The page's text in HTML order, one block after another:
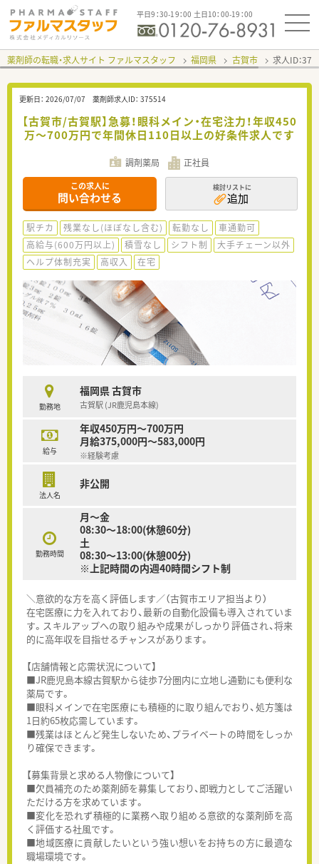
平日9：30-19：00 土日10：00-19：00
薬剤師の転職・求人サイト ファルマスタッフ 福岡県 古賀市 求人ID：
更新日： 2026/07/07 薬剤師求人ID： 375514
【古賀市/古賀駅】急募！眼科メイン・在宅注力！年収450
万〜700万円で年間休日110日以上の好条件求人です
調剤薬局 正社員
この求人に
問い合わせる
検討リストに
追加
駅チカ 残業なし(ほぼなし含む) 転勤なし
車通勤可
高給与(600万円以上)
積雪なし シフト制
大手チェーン以外
ヘルプ体制充実
高収入 在宅
勤務地
福岡県 古賀市
古賀駅 (JR鹿児島本線)
給与
年収450万円～700万円
月給375,000円～583,000円
※経験考慮
法人名
非公開
勤務時間
月～金
08:30～18:00(休憩60分)
土
08:30～13:00(休憩00分)
※上記時間の内週40時間シフト制
＼意欲的な方を高く評価します／（古賀市エリア担当より）
在宅医療に力を入れており、最新の自動化設備も導入されていま
す。スキルアップへの取り組みや成果がしっかり評価され、将来
的に高年収を目指せるチャンスがあります。
【店舗情報と応需状況について】
■JR鹿児島本線古賀駅から徒歩7分圏内に立地し通勤にも便利な
薬局です。
■眼科メインで在宅医療にも積極的に取り組んでおり、処方箋は
1日約65枚応需しています。
■残業はほとんど発生しないため、プライベートの時間をしっか
り確保できます。
【募集背景と求める人物像について】
■欠員補充のため薬剤師を募集しており、即戦力としてご活躍い
ただける方を求めています。
■変化を恐れず積極的に業務へ取り組める意欲的な薬剤師を高
く評価する社風です。
■地域医療に貢献したいという強い想いをお持ちの方に最適な
職場環境です。